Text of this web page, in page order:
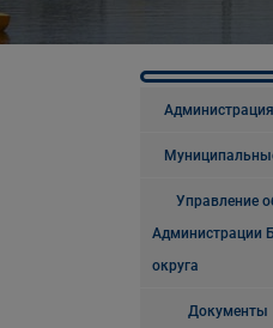
Администрация
Управление
Администрации
округа
Документы